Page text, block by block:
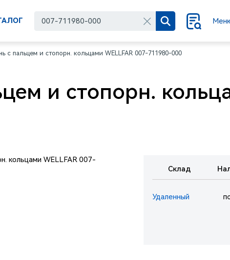
с пальцем и стопорн. кольцами WELLFAR 007-711980-000
и стопорн.
Склад
Удаленный